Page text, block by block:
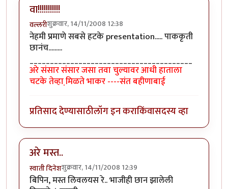
वा!!!!!!!!!!!
वल्लरीशुक्रवार, 14/11/2008 12:38
नेहमी प्रमाणे सबसे हटके presentation..... पाककृती
छानंच.........
अरे संसार संसार जसा तवा चुल्यावर आधी हाताला
चटके तेव्हा मि़ळते भाकर ----संत बहीणाबाई
प्रतिसाद देण्यासाठीलॉग इन कराकिंवासदस्य व्हा
अरे मस्त..
स्वाती दिनेशशुक्रवार, 14/11/2008 12:39
बिपिन, मस्त लिवलयस रे.. भाजीही छान झालेली